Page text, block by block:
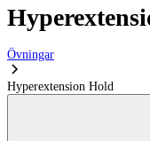
Övningar
Hyperextension Hold